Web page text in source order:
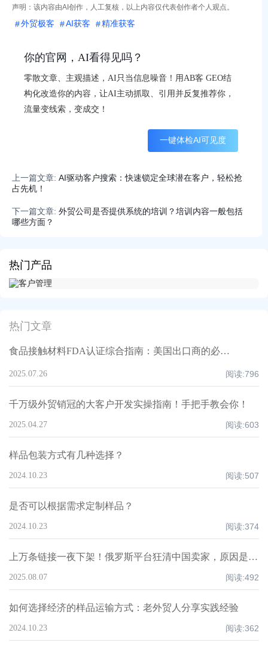
热门产品
热门文章
食品接触材料FDA认证综合指南：美国出口商的必备合规途径
2025.07.26 阅读:796
千万级外贸销冠的大客户开发实操指南！手把手教会你！
2025.04.27 阅读:603
样品包装方式有几种选择？
2024.10.23 阅读:507
是否可以根据需求定制样品？
2024.10.23 阅读:374
上万条链接一夜下架！俄罗斯平台狂清中国卖家，原因是什么？怎么应对？
2025.08.07 阅读:492
如何选择经济的样品运输方式：老外贸人分享实践经验
2024.10.23 阅读:362
声明：该内容由AI创作，人工复核，以上内容仅代表创作者个人观点。
外贸极客 AI获客 精准获客
你的官网，AI看得见吗？
零散文章、主观描述，AI只当信息噪音！用AB客 GEO结
构化改造你的内容，让AI主动抓取、引用并反复推荐你，
流量变线索，变成交！
一键体检AI可见度
上一篇文章: AI驱动客户搜索：快速锁定全球潜在客户，轻松抢
占先机！
下一篇文章: 外贸公司是否提供系统的培训？培训内容一般包括
哪些方面？